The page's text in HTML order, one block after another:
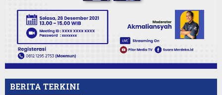
BERITA TERKINI